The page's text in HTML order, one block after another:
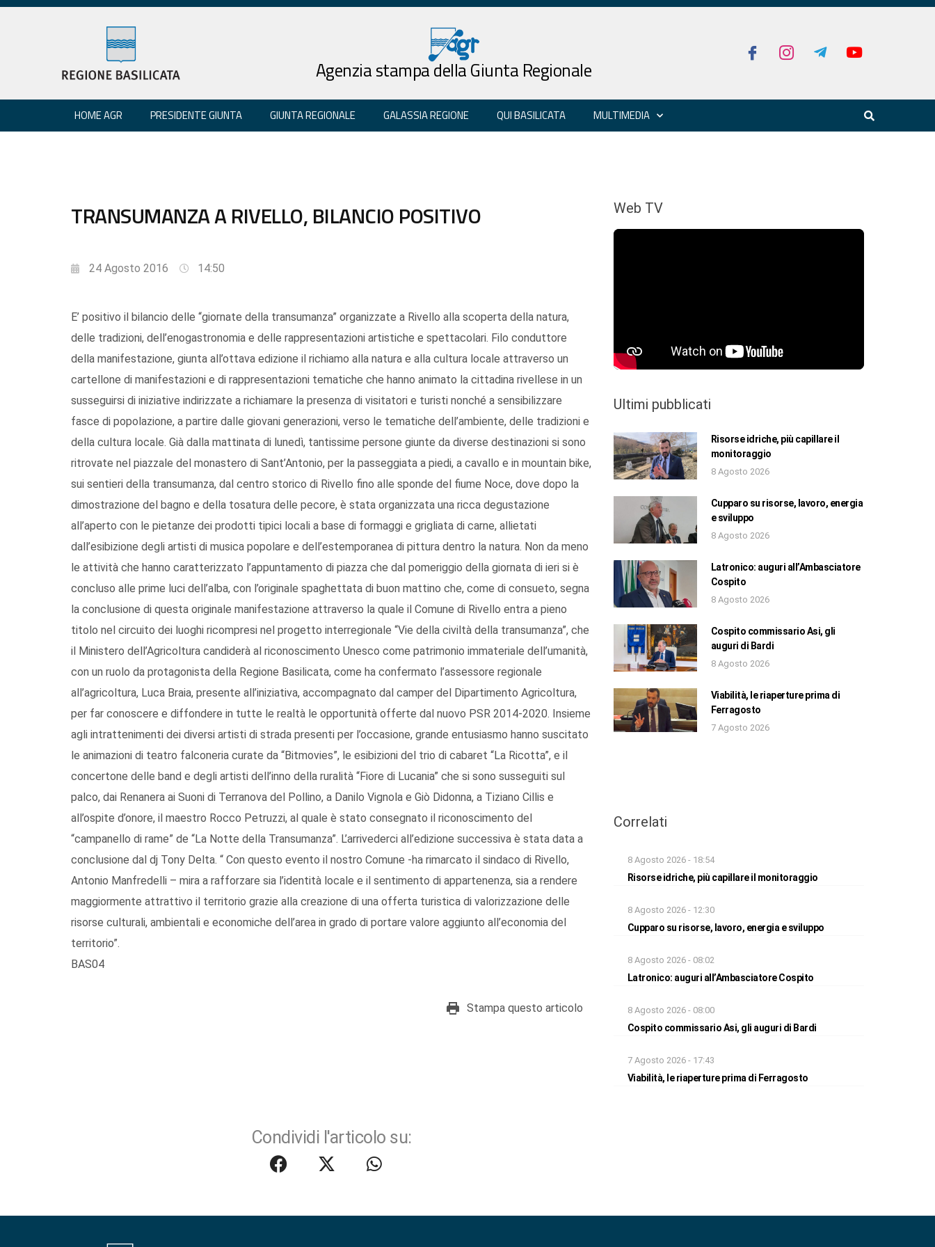
Agenzia stampa della Giunta Regionale
HOME AGR PRESIDENTE GIUNTA GIUNTA REGIONALE GALASSIA REGIONE QUI BASILICATA MULTIMEDIA
TRANSUMANZA A RIVELLO, BILANCIO POSITIVO
24 Agosto 2016 14:50
E’ positivo il bilancio delle “giornate della transumanza” organizzate a Rivello alla scoperta della natura,
delle tradizioni, dell’enogastronomia e delle rappresentazioni artistiche e spettacolari. Filo conduttore
della manifestazione, giunta all’ottava edizione il richiamo alla natura e alla cultura locale attraverso un
cartellone di manifestazioni e di rappresentazioni tematiche che hanno animato la cittadina rivellese in un
susseguirsi di iniziative indirizzate a richiamare la presenza di visitatori e turisti nonché a sensibilizzare
fasce di popolazione, a partire dalle giovani generazioni, verso le tematiche dell’ambiente, delle tradizioni e
della cultura locale. Già dalla mattinata di lunedì, tantissime persone giunte da diverse destinazioni si sono
ritrovate nel piazzale del monastero di Sant’Antonio, per la passeggiata a piedi, a cavallo e in mountain bike,
sui sentieri della transumanza, dal centro storico di Rivello fino alle sponde del fiume Noce, dove dopo la
dimostrazione del bagno e della tosatura delle pecore, è stata organizzata una ricca degustazione
all’aperto con le pietanze dei prodotti tipici locali a base di formaggi e grigliata di carne, allietati
dall’esibizione degli artisti di musica popolare e dell’estemporanea di pittura dentro la natura. Non da meno
le attività che hanno caratterizzato l’appuntamento di piazza che dal pomeriggio della giornata di ieri si è
concluso alle prime luci dell’alba, con l’originale spaghettata di buon mattino che, come di consueto, segna
la conclusione di questa originale manifestazione attraverso la quale il Comune di Rivello entra a pieno
titolo nel circuito dei luoghi ricompresi nel progetto interregionale “Vie della civiltà della transumanza”, che
il Ministero dell’Agricoltura candiderà al riconoscimento Unesco come patrimonio immateriale dell’umanità,
con un ruolo da protagonista della Regione Basilicata, come ha confermato l’assessore regionale
all’agricoltura, Luca Braia, presente all’iniziativa, accompagnato dal camper del Dipartimento Agricoltura,
per far conoscere e diffondere in tutte le realtà le opportunità offerte dal nuovo PSR 2014-2020. Insieme
agli intrattenimenti dei diversi artisti di strada presenti per l’occasione, grande entusiasmo hanno suscitato
le animazioni di teatro falconeria curate da “Bitmovies”, le esibizioni del trio di cabaret “La Ricotta”, e il
concertone delle band e degli artisti dell’inno della ruralità “Fiore di Lucania” che si sono susseguiti sul
palco, dai Renanera ai Suoni di Terranova del Pollino, a Danilo Vignola e Giò Didonna, a Tiziano Cillis e
all’ospite d’onore, il maestro Rocco Petruzzi, al quale è stato consegnato il riconoscimento del
“campanello di rame” de “La Notte della Transumanza”. L’arrivederci all’edizione successiva è stata data a
conclusione dal dj Tony Delta. “ Con questo evento il nostro Comune -ha rimarcato il sindaco di Rivello,
Antonio Manfredelli – mira a rafforzare sia l’identità locale e il sentimento di appartenenza, sia a rendere
maggiormente attrattivo il territorio grazie alla creazione di una offerta turistica di valorizzazione delle
risorse culturali, ambientali e economiche dell’area in grado di portare valore aggiunto all’economia del
territorio”.
BAS04
Stampa questo articolo
Condividi l'articolo su:
Web TV
Ultimi pubblicati
Risorse idriche, più capillare il
monitoraggio
8 Agosto 2026
Cupparo su risorse, lavoro, energia
e sviluppo
8 Agosto 2026
Latronico: auguri all’Ambasciatore
Cospito
8 Agosto 2026
Cospito commissario Asi, gli
auguri di Bardi
8 Agosto 2026
Viabilità, le riaperture prima di
Ferragosto
7 Agosto 2026
Correlati
8 Agosto 2026 - 18:54
Risorse idriche, più capillare il monitoraggio
8 Agosto 2026 - 12:30
Cupparo su risorse, lavoro, energia e sviluppo
8 Agosto 2026 - 08:02
Latronico: auguri all’Ambasciatore Cospito
8 Agosto 2026 - 08:00
Cospito commissario Asi, gli auguri di Bardi
7 Agosto 2026 - 17:43
Viabilità, le riaperture prima di Ferragosto